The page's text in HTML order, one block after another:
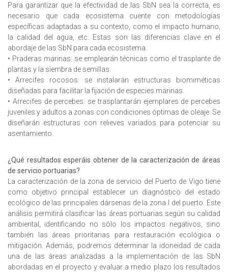
Para garantizar que la efectividad de las SbN sea la correcta, es
necesario que cada ecosistema cuente con metodologías
específicas adaptadas a su contexto, como el impacto humano,
la calidad del agua, etc. Estas son las diferencias clave en el
abordaje de las SbN para cada ecosistema:
• Praderas marinas: se emplearán técnicas como el trasplante de
plantas y la siembra de semillas.
• Arrecifes rocosos: se instalarán estructuras biomiméticas
diseñadas para facilitar la fijación de especies marinas.
• Arrecifes de percebes: se trasplantarán ejemplares de percebes
juveniles y adultos a zonas con condiciones óptimas de oleaje. Se
diseñarán estructuras con relieves variados para potenciar su
asentamiento.
¿Qué resultados esperáis obtener de la caracterización de áreas
de servicio portuarias?
La caracterización de la zona de servicio del Puerto de Vigo tiene
como objetivo principal establecer un diagnóstico del estado
ecológico de las principales dársenas de la zona I del puerto. Este
análisis permitirá clasificar las áreas portuarias según su calidad
ambiental, identificando no sólo los impactos negativos, sino
también las áreas prioritarias para restauración ecológica o
mitigación. Además, podremos determinar la idoneidad de cada
una de las áreas analizadas a la implementación de las SbN
abordadas en el proyecto y evaluar a medio plazo los resultados